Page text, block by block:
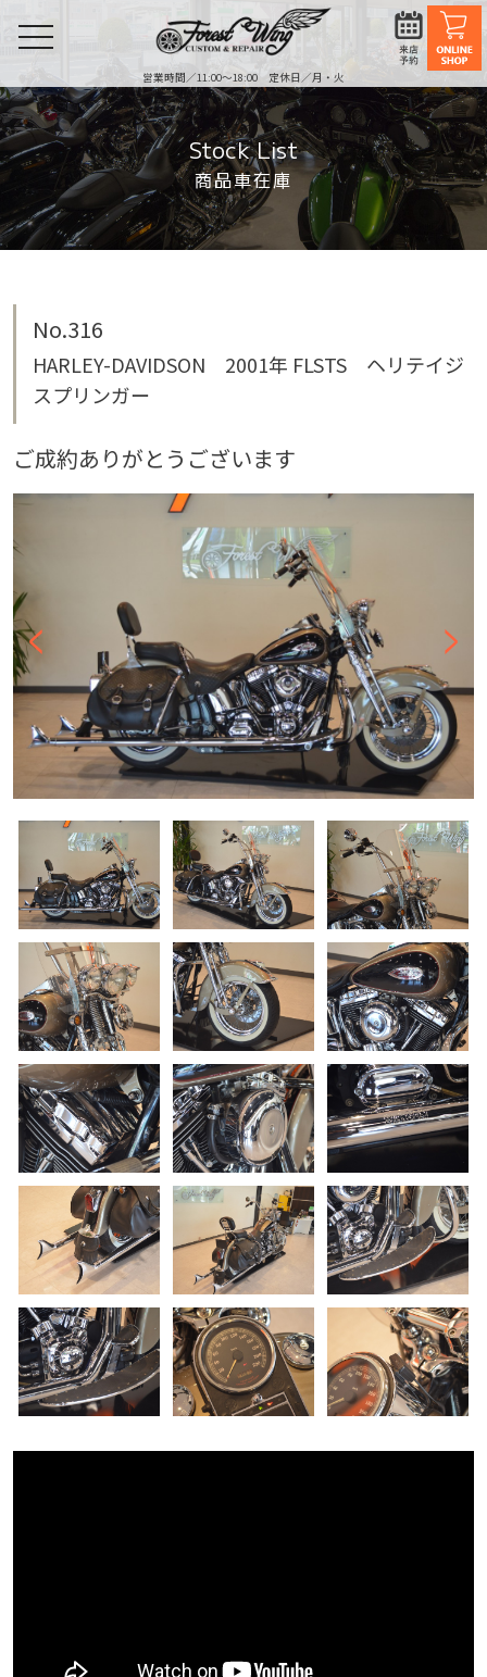
営業時間／11:00〜18:00 定休日／月・火
toggle
navigation
Stock List
商品車在庫
No.316
HARLEY-DAVIDSON 2001年 FLSTS ヘリテイジ
スプリンガー
ご成約ありがとうございます